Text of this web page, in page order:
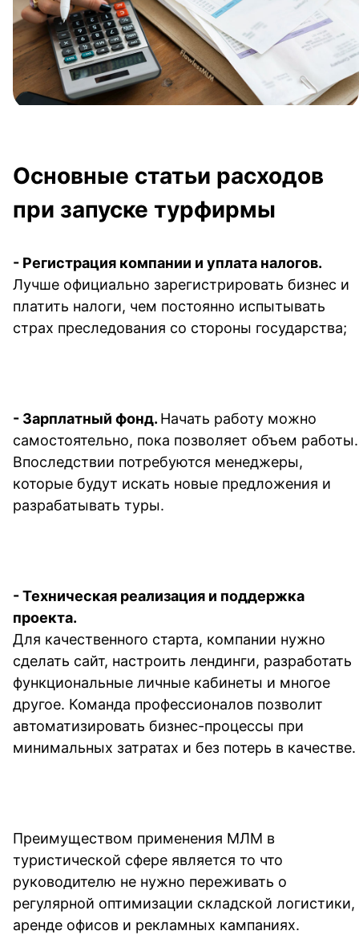
Основные статьи расходов
при запуске турфирмы
- Регистрация компании и уплата налогов.
Лучше официально зарегистрировать бизнес и
платить налоги, чем постоянно испытывать
страх преследования со стороны государства;
- Зарплатный фонд. Начать работу можно
самостоятельно, пока позволяет объем работы.
Впоследствии потребуются менеджеры,
которые будут искать новые предложения и
разрабатывать туры.
- Техническая реализация и поддержка
проекта.
Для качественного старта, компании нужно
сделать сайт, настроить лендинги, разработать
функциональные личные кабинеты и многое
другое. Команда профессионалов позволит
автоматизировать бизнес-процессы при
минимальных затратах и без потерь в качестве.
Преимуществом применения МЛМ в
туристической сфере является то что
руководителю не нужно переживать о
регулярной оптимизации складской логистики,
аренде офисов и рекламных кампаниях.